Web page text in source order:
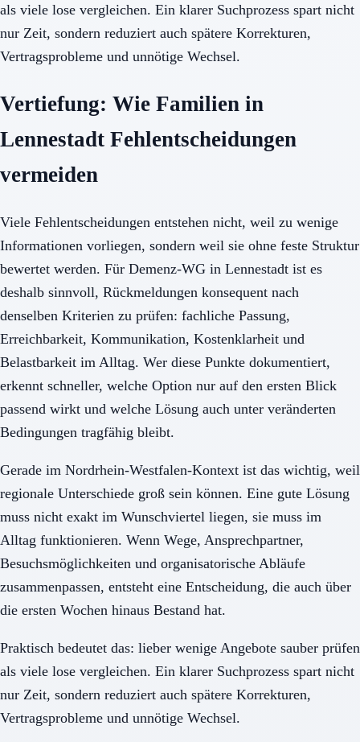
als viele lose vergleichen. Ein klarer Suchprozess spart nicht
nur Zeit, sondern reduziert auch spätere Korrekturen,
Vertragsprobleme und unnötige Wechsel.
Vertiefung: Wie Familien in
Lennestadt Fehlentscheidungen
vermeiden
Viele Fehlentscheidungen entstehen nicht, weil zu wenige
Informationen vorliegen, sondern weil sie ohne feste Struktur
bewertet werden. Für Demenz-WG in Lennestadt ist es
deshalb sinnvoll, Rückmeldungen konsequent nach
denselben Kriterien zu prüfen: fachliche Passung,
Erreichbarkeit, Kommunikation, Kostenklarheit und
Belastbarkeit im Alltag. Wer diese Punkte dokumentiert,
erkennt schneller, welche Option nur auf den ersten Blick
passend wirkt und welche Lösung auch unter veränderten
Bedingungen tragfähig bleibt.
Gerade im Nordrhein-Westfalen-Kontext ist das wichtig, weil
regionale Unterschiede groß sein können. Eine gute Lösung
muss nicht exakt im Wunschviertel liegen, sie muss im
Alltag funktionieren. Wenn Wege, Ansprechpartner,
Besuchsmöglichkeiten und organisatorische Abläufe
zusammenpassen, entsteht eine Entscheidung, die auch über
die ersten Wochen hinaus Bestand hat.
Praktisch bedeutet das: lieber wenige Angebote sauber prüfen
als viele lose vergleichen. Ein klarer Suchprozess spart nicht
nur Zeit, sondern reduziert auch spätere Korrekturen,
Vertragsprobleme und unnötige Wechsel.